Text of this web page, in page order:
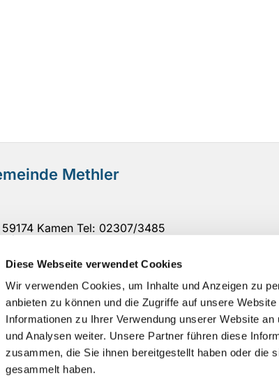
Diese Webseite verwendet Cookies
Wir verwenden Cookies, um Inhalte und Anzeigen zu
anbieten zu können und die Zugriffe auf unsere
Informationen zu Ihrer Verwendung unserer Website
und Analysen weiter. Unsere Partner führen diese
zusammen, die Sie ihnen bereitgestellt haben oder die
gesammelt haben.
Methler
Kamen Tel: 02307/3485
DE 27 4416 0014 5300 6094 00